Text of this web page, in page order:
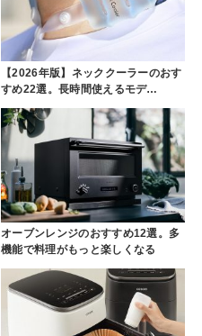
【2026年版】ネッククーラーのおす
すめ22選。長時間使えるモデ…
オーブンレンジのおすすめ12選。多
機能で料理がもっと楽しくなる